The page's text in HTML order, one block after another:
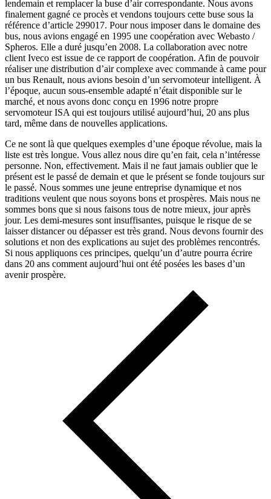
lendemain et remplacer la buse d’air correspondante. Nous avons
finalement gagné ce procès et vendons toujours cette buse sous la
référence d’article 299017. Pour nous imposer dans le domaine des
bus, nous avions engagé en 1995 une coopération avec Webasto /
Spheros. Elle a duré jusqu’en 2008. La collaboration avec notre
client Iveco est issue de ce rapport de coopération. Afin de pouvoir
réaliser une distribution d’air complexe avec commande à came pour
un bus Renault, nous avions besoin d’un servomoteur intelligent. À
l’époque, aucun sous-ensemble adapté n’était disponible sur le
marché, et nous avons donc conçu en 1996 notre propre
servomoteur ISA qui est toujours utilisé aujourd’hui, 20 ans plus
tard, même dans de nouvelles applications.
Ce ne sont là que quelques exemples d’une époque révolue, mais la
liste est très longue. Vous allez nous dire qu’en fait, cela n’intéresse
personne. Non, effectivement. Mais il ne faut jamais oublier que le
présent est le passé de demain et que le présent se fonde toujours sur
le passé. Nous sommes une jeune entreprise dynamique et nos
traditions veulent que nous soyons bons et prospères. Mais nous ne
sommes bons que si nous faisons tous de notre mieux, jour après
jour. Les demi-mesures sont insuffisantes, puisque le risque de se
laisser distancer ou dépasser est très grand. Nous devons fournir des
solutions et non des explications au sujet des problèmes rencontrés.
Si nous appliquons ces principes, quelqu’un d’autre pourra écrire
dans 20 ans comment aujourd’hui ont été posées les bases d’un
avenir prospère.